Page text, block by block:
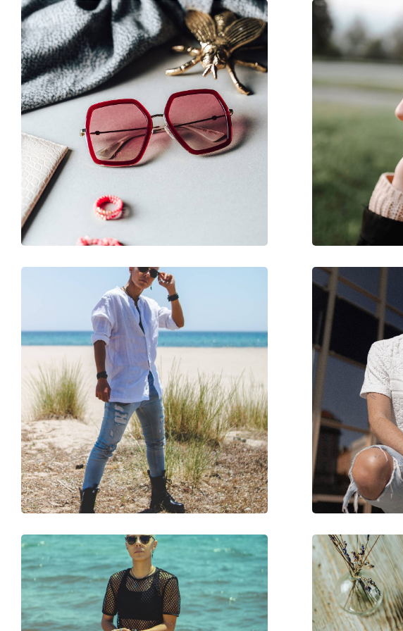
Παρέχονται με θήκη:
Ναι
Πανί καθαρισμού:
Όχι
Άλλα
Τύπος:
Γυναικεία
Κατηγορία:
Γυαλιά Ηλίου Επώνυμες Μάρκες
Lacoste
Χρήση:
Μόδα
Κωδικός Προϊόντος / Μοντέλο: